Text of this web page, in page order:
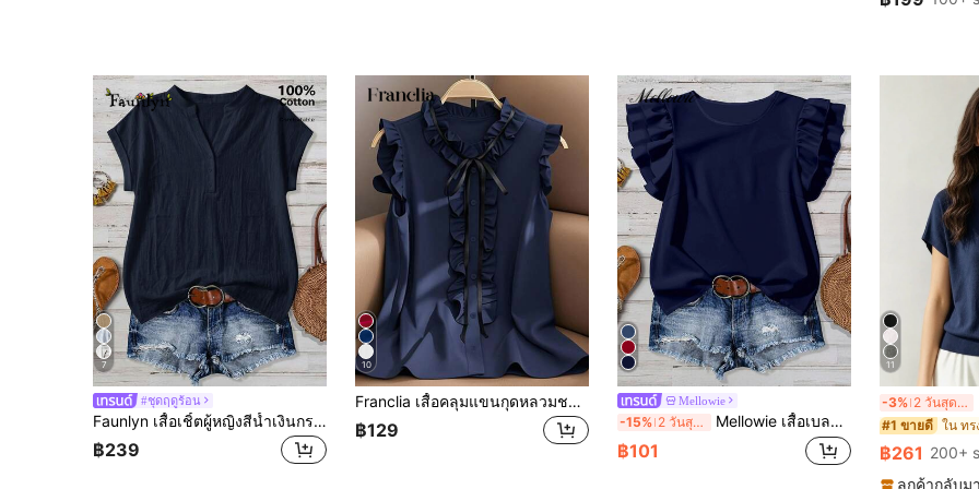
7
#ชุดฤดูร้อน
Faunlyn เสื้อเชิ้ตผู้หญิงสีน้ำเงินกรมท่าสไตล์มินิมอลลำลอง เหมาะสำหรับฤดูร้อน
฿239
10
Franclia เสื้อคลุมแขนกุดหลวมชายระบายสบาย ๆ เสื้อเชิ้ตผู้หญิงที่สง่างาม เสื้อหลายสีแดงทอ เสื้อผ้าฤดูร้อน
฿129
Mellowie
-15% 2 วันสุดท้าย Mellowie เสื้อเบลาส์คอระบายสีพื้นลำลองสำหรับผู้หญิง เหมาะสำหรับใส่ไปทำงานและในฤดูร้อน
฿101
11
-3% 2 วันสุดท้าย
#1 ขายดี ใน ท
฿261 200+
ลูกค้ากลับม